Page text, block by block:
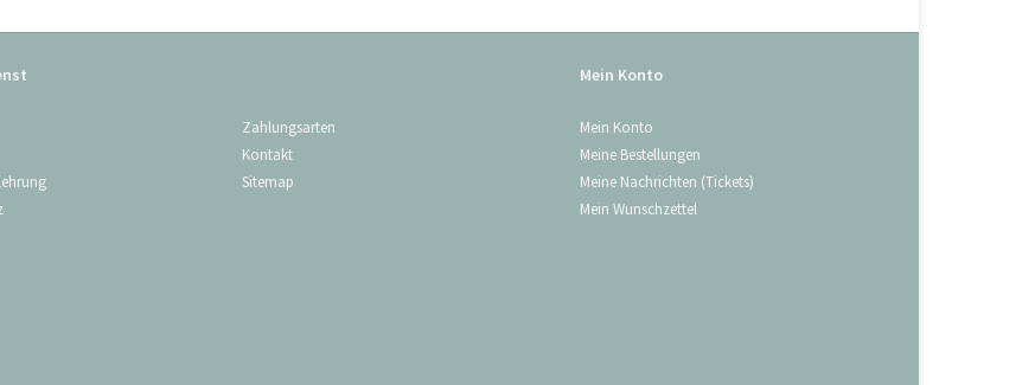
auf Kundenwunsch! Lieferzeit -aktuell- ca. 6 Wochen, kostenfrei bis zu Ihrer Adresse.
Ihnen ein Angebot nach Ihren Maßangaben.Zahlungsarten
Kontakt
Sitemap
Mein Konto
Mein Konto
Meine Bestellungen
Meine Nachrichten (Tickets)
Mein Wunschzettel